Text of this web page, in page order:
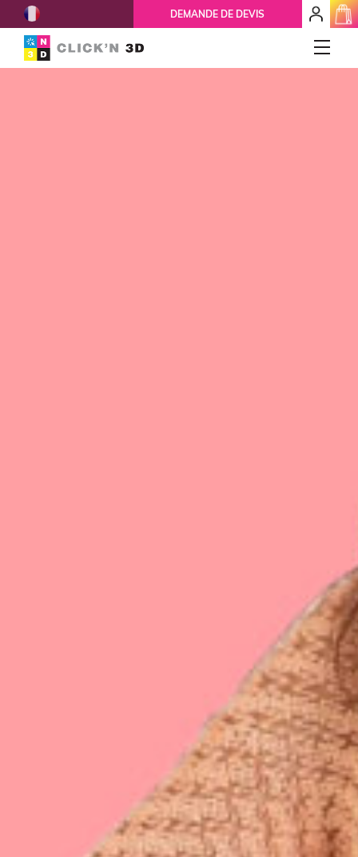
DEMANDE DE DEVIS
mon
espace
client
French